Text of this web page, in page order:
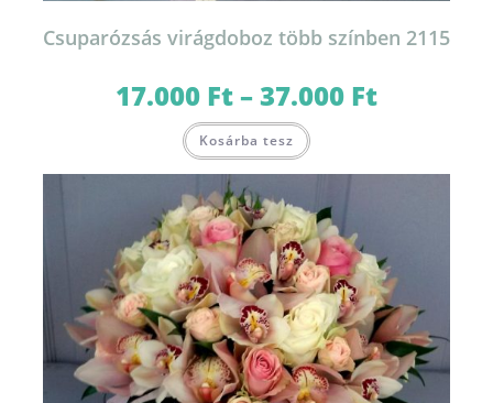
Csuparózsás virágdoboz több színben 2115
17.000 Ft–37.000 Ft17.000 Ft
Kosárba tesz a
több
van.
A
változatok
a
termékoldalon
választhatók
ki